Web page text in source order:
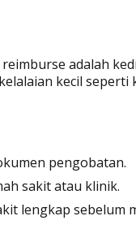
adalah
kecil
pengobatan.
sakit atau klinik.
lengkap sebelum